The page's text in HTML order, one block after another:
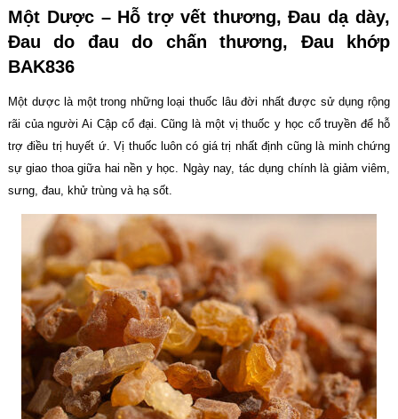
Một Dược – Hỗ trợ vết thương, Ðau dạ dày,
Ðau do đau do chấn thương, Đau khớp
BAK836
Một dược là một trong những loại thuốc lâu đời nhất được sử dụng rộng
rãi của người Ai Cập cổ đại. Cũng là một vị thuốc y học cổ truyền để hỗ
trợ điều trị huyết ứ. Vị thuốc luôn có giá trị nhất định cũng là minh chứng
sự giao thoa giữa hai nền y học. Ngày nay, tác dụng chính là giảm viêm,
sưng, đau, khử trùng và hạ sốt.